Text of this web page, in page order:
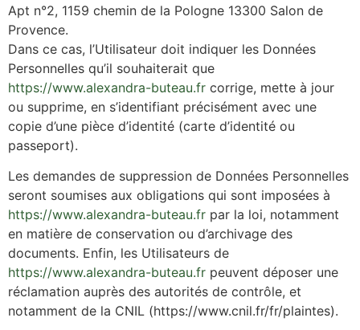
Apt n°2, 1159 chemin de la Pologne 13300 Salon de
Provence.
Dans ce cas, l’Utilisateur doit indiquer les Données
Personnelles qu’il souhaiterait que
https://www.alexandra-buteau.fr corrige, mette à jour
ou supprime, en s’identifiant précisément avec une
copie d’une pièce d’identité (carte d’identité ou
passeport).
Les demandes de suppression de Données Personnelles
seront soumises aux obligations qui sont imposées à
https://www.alexandra-buteau.fr par la loi, notamment
en matière de conservation ou d’archivage des
documents. Enfin, les Utilisateurs de
https://www.alexandra-buteau.fr peuvent déposer une
réclamation auprès des autorités de contrôle, et
notamment de la CNIL (https://www.cnil.fr/fr/plaintes).